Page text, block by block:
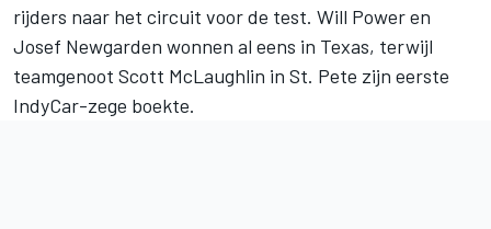
rijders naar het circuit voor de test. Will Poweren
Josef Newgarden wonnen al eens in Texas, terwijl
teamgenoot Scott McLaughlin in St. Pete zijn eerste
IndyCar-zege boekte.